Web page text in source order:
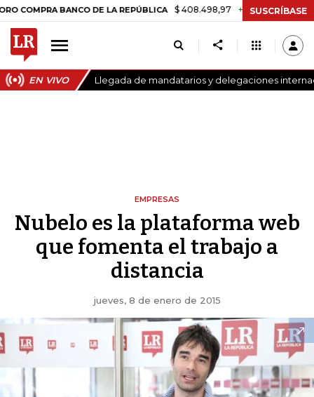
BANCO DE LA REPÚBLICA $ 408.498,97 +$ 8.753,81 +2,19%
SUSCRÍBASE
EN VIVO Llegada de mandatarios y delegaciones
EMPRESAS
Nubelo es la plataforma web
que fomenta el trabajo a
distancia
jueves, 8 de enero de 2015